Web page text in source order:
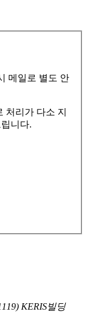
메일로 별도 안
처리가 다소 지
니다.
KERIS빌딩